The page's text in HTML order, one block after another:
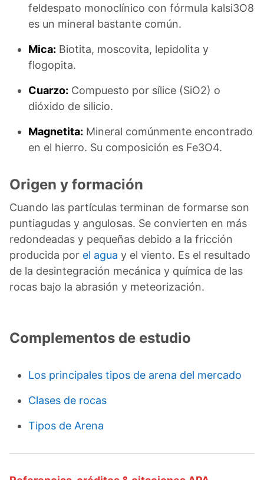
feldespato monoclínico con fórmula kalsi3O8
es un mineral bastante común.
Mica: Biotita, moscovita, lepidolita y
flogopita.
Cuarzo: Compuesto por sílice (SiO2) o
dióxido de silicio.
Magnetita: Mineral comúnmente encontrado
en el hierro. Su composición es Fe3O4.
Origen y formación
Cuando las partículas terminan de formarse son
puntiagudas y angulosas. Se convierten en más
redondeadas y pequeñas debido a la fricción
producida por el agua y el viento. Es el resultado
de la desintegración mecánica y química de las
rocas bajo la abrasión y meteorización.
Complementos de estudio
Los principales tipos de arena del mercado
Clases de rocas
Tipos de Arena